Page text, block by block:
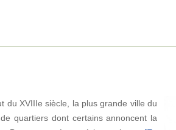
du XVIIIe siècle, la plus grande ville du
quartiers dont certains annoncent la